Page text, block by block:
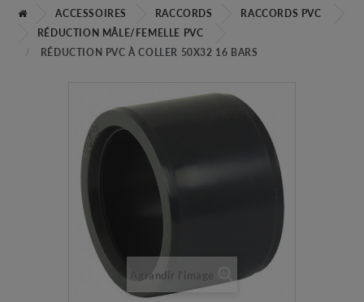
ACCESSOIRES RACCORDS
RACCORDS PVC
RÉDUCTION MÂLE/FEMELLE PVC
RÉDUCTION PVC À COLLER 50X32 16 BARS
Agrandir l'image